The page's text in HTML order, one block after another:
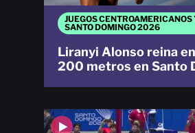
JUEGOS
SANTO DOMINGO 2026
Liranyi Alonso reina
200 metros en Santo